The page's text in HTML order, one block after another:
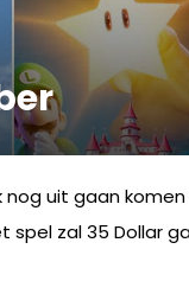
uit gaan komen
spel zal 35 Dollar